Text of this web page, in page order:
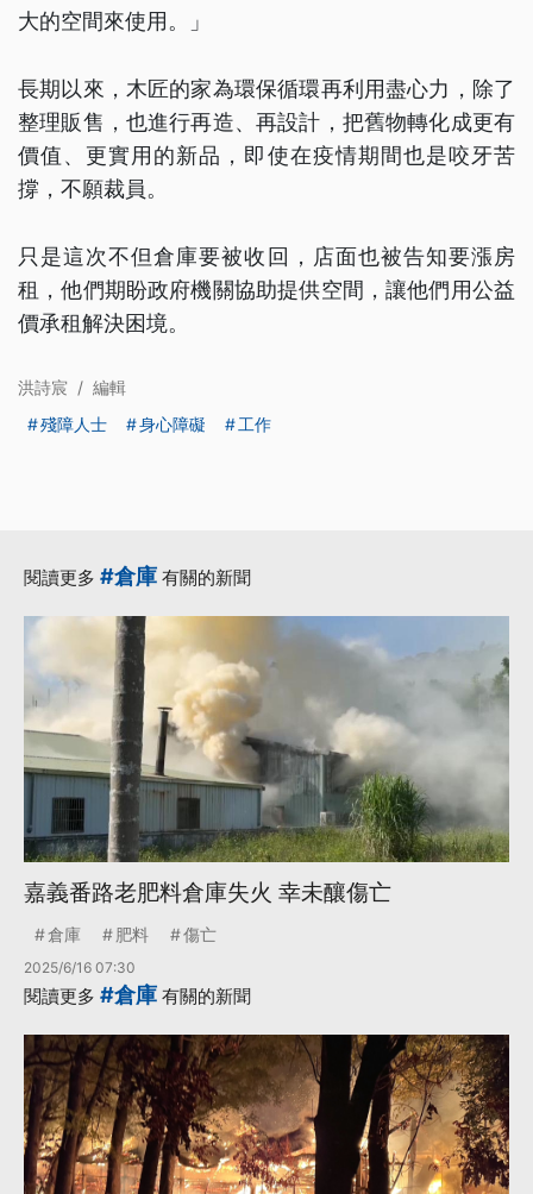
大的空間來使用。」
長期以來，木匠的家為環保循環再利用盡心力，除了
整理販售，也進行再造、再設計，把舊物轉化成更有
價值、更實用的新品，即使在疫情期間也是咬牙苦
撐，不願裁員。
只是這次不但倉庫要被收回，店面也被告知要漲房
租，他們期盼政府機關協助提供空間，讓他們用公益
價承租解決困境。
洪詩宸 / 編輯
殘障人士
身心障礙 工作
閱讀更多 #倉庫 有關的新聞
嘉義番路老肥料倉庫失火 幸未釀傷亡
倉庫 肥料 傷亡
2025/6/16 07:30
閱讀更多 #倉庫 有關的新聞